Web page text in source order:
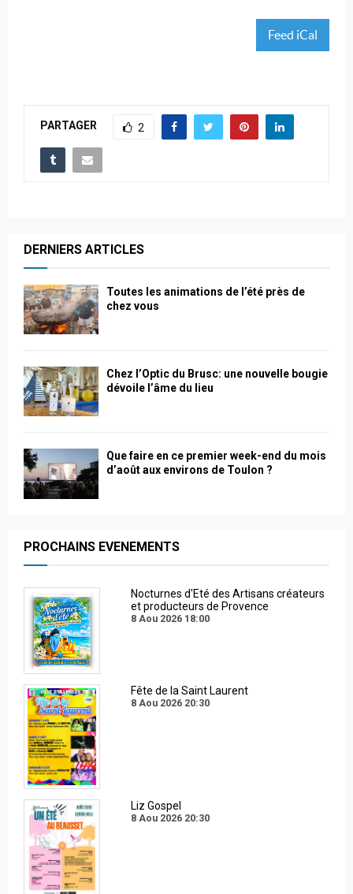
Feed iCal
PARTAGER 2
DERNIERS ARTICLES
Toutes les animations de l’été près de
chez vous
Chez l’Optic du Brusc: une nouvelle bougie
dévoile l’âme du lieu
Que faire en ce premier week-end du mois
d’août aux environs de Toulon ?
PROCHAINS EVENEMENTS
Nocturnes d'Eté des Artisans créateurs
et producteurs de Provence
8 Aou 2026 18:00
Fête de la Saint Laurent
8 Aou 2026 20:30
Liz Gospel
8 Aou 2026 20:30